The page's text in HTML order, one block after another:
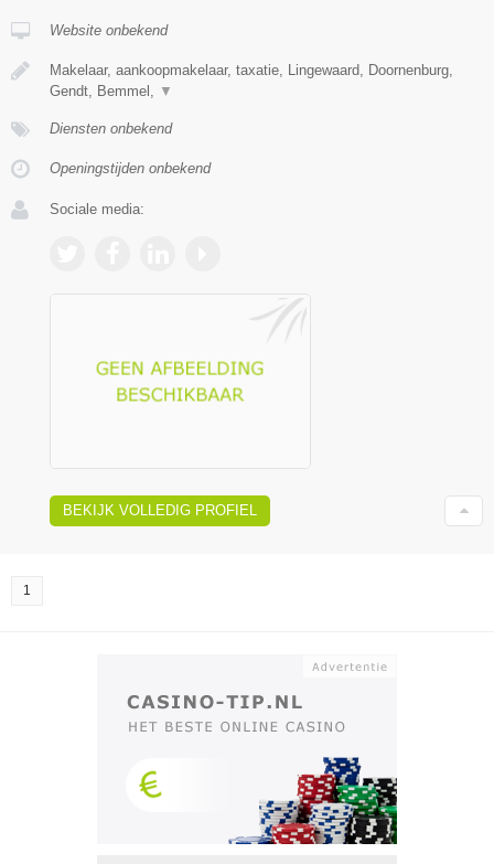
Website onbekend
Makelaar, aankoopmakelaar, taxatie, Lingewaard, Doornenburg,
Gendt, Bemmel, ▼
Diensten onbekend
Openingstijden onbekend
Sociale media:
BEKIJK VOLLEDIG PROFIEL
1